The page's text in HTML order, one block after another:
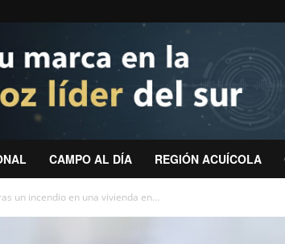
CAMPO AL DÍA REGIÓN ACUÍCOLA
un incendio en una vivienda en...